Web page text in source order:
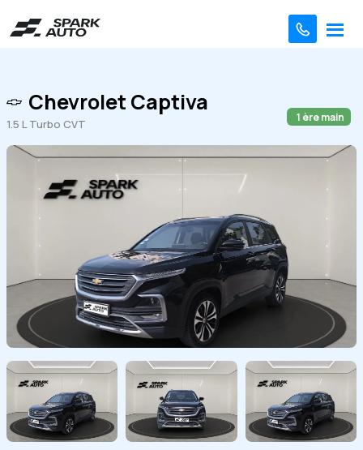
Chevrolet Captiva
1.5 L Turbo CVT 1 ère main